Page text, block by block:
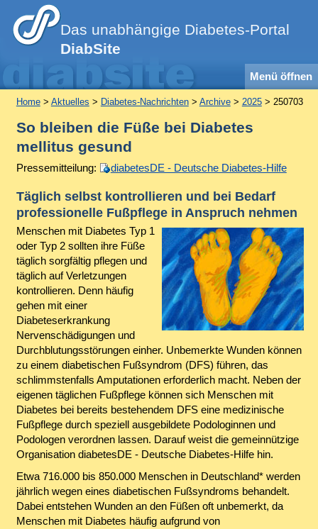
Das unabhängige Diabetes-Portal
DiabSite
Menü öffnen
Home> Aktuelles > Diabetes-Nachrichten> Archive> 2025> 250703
So bleiben die Füße bei Diabetes
mellitus gesund
Pressemitteilung: diabetesDE - Deutsche Diabetes-Hilfe
Täglich selbst kontrollieren und bei Bedarf
professionelle Fußpflege in Anspruch nehmen
Menschen mit Diabetes Typ 1
oder Typ 2 sollten ihre Füße
täglich sorgfältig pflegen und
täglich auf Verletzungen
kontrollieren. Denn häufig
gehen mit einer
Diabeteserkrankung
Nervenschädigungen und
Durchblutungsstörungen einher. Unbemerkte Wunden können
zu einem diabetischen Fußsyndrom (DFS) führen, das
schlimmstenfalls Amputationen erforderlich macht. Neben der
eigenen täglichen Fußpflege können sich Menschen mit
Diabetes bei bereits bestehendem DFS eine medizinische
Fußpflege durch speziell ausgebildete Podologinnen und
Podologen verordnen lassen. Darauf weist die gemeinnützige
Organisation diabetesDE - Deutsche Diabetes-Hilfe hin.
Etwa 716.000 bis 850.000 Menschen in Deutschland* werden
jährlich wegen eines diabetischen Fußsyndroms behandelt.
Dabei entstehen Wunden an den Füßen oft unbemerkt, da
Menschen mit Diabetes häufig aufgrund von